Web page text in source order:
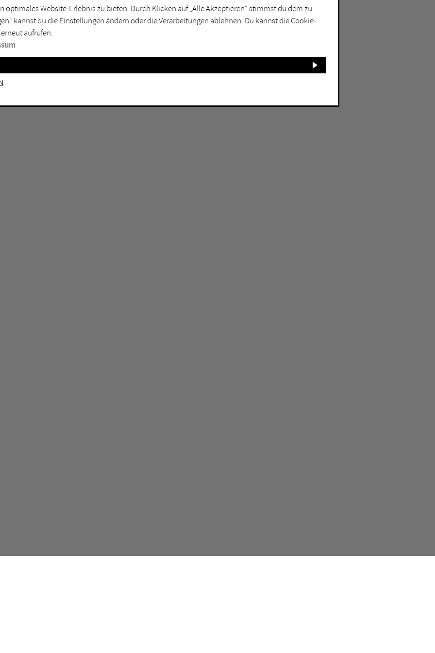
Marl
Mülheim an der Ruhr
KEINE ERGEBNISSE VOR.
optimales Website-Erlebnis zu bieten. Durch Klicken auf „Alle Akzeptieren“ stimmst du dem zu.
kannst du die Einstellungen ändern oder die Verarbeitungen ablehnen. Du kannst die Cookie-
aufrufen.